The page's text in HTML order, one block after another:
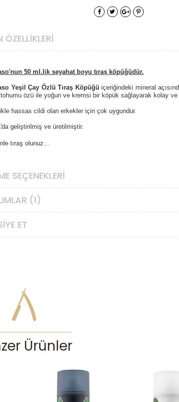
ÖZELLIKLERI
50 ml.lik seyahat boyu tıraş köpüğüdür.
Yeşil Çay Özlü Tıraş Köpüğü içeriğindeki mineral
özü ile yoğun ve kremsi bir köpük sağlayarak kolay ve
hassas cildi olan erkekler için çok uygundur.
geliştirilmiş ve üretilmiştir.
tıraş olunuz...
SEÇENEKLERI
(1)
ET
Ürünler